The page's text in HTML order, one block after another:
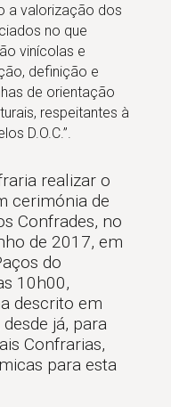
a valorização dos
no que
vinícolas e
definição e
de orientação
respeitantes à
D.O.C.”.
realizar o
cerimónia de
Confrades, no
de 2017, em
do
10h00,
descrito em
já, para
Confrarias,
para esta